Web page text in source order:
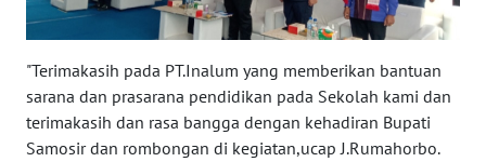
"Terimakasih pada PT.Inalum yang memberikan bantuan
sarana dan prasarana pendidikan pada Sekolah kami dan
terimakasih dan rasa bangga dengan kehadiran Bupati
Samosir dan rombongan di kegiatan,ucap J.Rumahorbo.
WN
SULSEL
WN
GORONTALO